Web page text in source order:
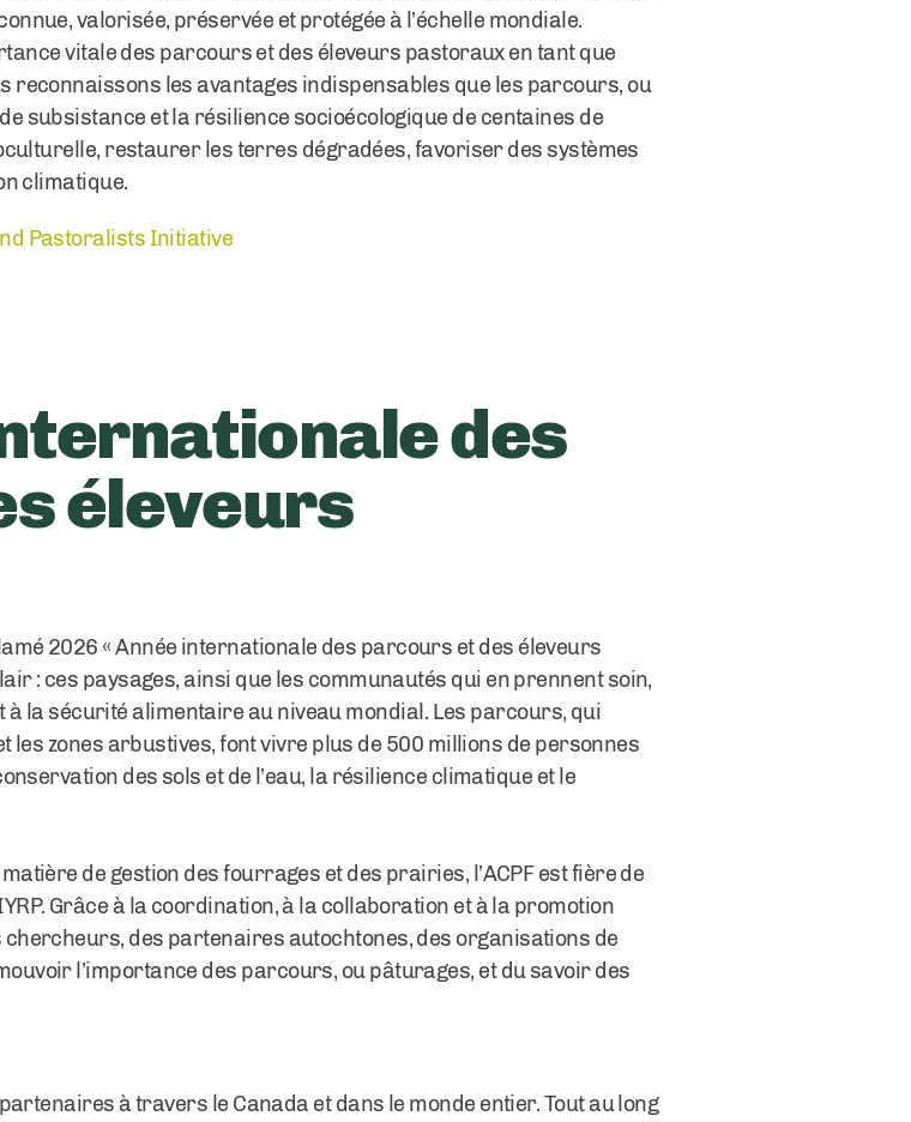
valorisée, préservée et protégée à l’échelle mondiale.
vitale des parcours et des éleveurs pastoraux en tant que
reconnaissons les avantages indispensables que les parcours, ou
subsistance et la résilience socioécologique de centaines de
restaurer les terres dégradées, favoriser des systèmes
climatique.
Pastoralists Initiative
des
éleveurs
2026 « Année internationale des parcours et des éleveurs
: ces paysages, ainsi que les communautés qui en prennent soin,
la sécurité alimentaire au niveau mondial. Les parcours, qui
les zones arbustives, font vivre plus de 500 millions de personnes
des sols et de l’eau, la résilience climatique et le
de gestion des fourrages et des prairies, l’ACPF est fière de
Grâce à la coordination, à la collaboration et à la promotion
chercheurs, des partenaires autochtones, des organisations de
l’importance des parcours, ou pâturages, et du savoir des
partenaires à travers le Canada et dans le monde entier. Tout au long